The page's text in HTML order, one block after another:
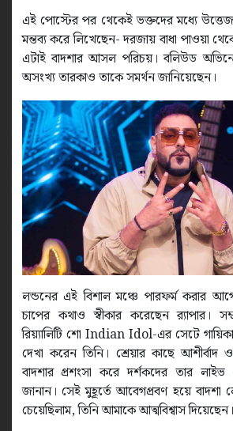
এই পোস্টের পর থেকেই ভক্তদের মধ্যে
মন্তব্য করে লিখেছেন- দরজায় বাধা পাওয়া
এটাই বাদশার আসল পরিচয়। বলিউড
অসংখ্য তারকাও তাকে সমর্থন জানিয়েছেন।
লন্ডনের এই বিশাল মঞ্চে পারফর্ম করার
চাপের কথাও স্বীকার করেছেন র‍্যাপার।
রিয়্যালিটি শো Indian Idol-এর সেটে গায়িকা
দেখা করেন তিনি। শ্রেয়ার কাছে আশীর্বাদ
বাদশার প্রশংসা করে দর্শকদের তার
জানান। সেই মুহূর্তে আবেগপ্রবণ হয়ে বাদশা
চেয়েছিলাম, তিনি আমাকে আত্মবিশ্বাস